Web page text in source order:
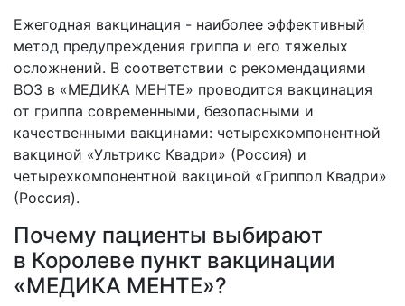
Ежегодная вакцинация - наиболее эффективный
метод предупреждения гриппа и его тяжелых
осложнений. В соответствии с рекомендациями
ВОЗ в «МЕДИКА МЕНТЕ» проводится вакцинация
от гриппа современными, безопасными и
качественными вакцинами: четырехкомпонентной
вакциной «Ультрикс Квадри» (Россия) и
четырехкомпонентной вакциной «Гриппол Квадри»
(Россия).
Почему пациенты выбирают
в Королеве пункт вакцинации
«МЕДИКА МЕНТЕ»?